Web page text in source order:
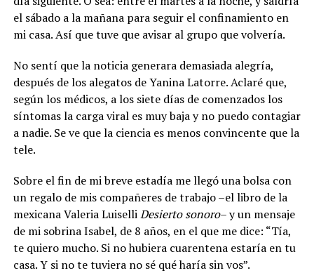
el sábado a la mañana para seguir el confinamiento en
mi casa. Así que tuve que avisar al grupo que volvería.
No sentí que la noticia generara demasiada alegría,
después de los alegatos de Yanina Latorre. Aclaré que,
según los médicos, a los siete días de comenzados los
síntomas la carga viral es muy baja y no puedo contagiar
a nadie. Se ve que la ciencia es menos convincente que la
tele.
Sobre el fin de mi breve estadía me llegó una bolsa con
un regalo de mis compañeres de trabajo –el libro de la
mexicana Valeria LuiselliDesierto sonoro– y un mensaje
de mi sobrina Isabel, de 8 años, en el que me dice: “Tía,
te quiero mucho. Si no hubiera cuarentena estaría en tu
casa. Y si no te tuviera no sé qué haría sin vos”.